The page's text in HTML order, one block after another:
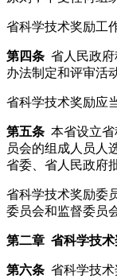
省科学技术奖励工
第四条 省人民政
办法制定和评审活
省科学技术奖励应
第五条 本省设立
员会的组成人员人
省委、省人民政府
省科学技术奖励委
委员会和监督委员
第二章 省科学技术
第六条 省科学技